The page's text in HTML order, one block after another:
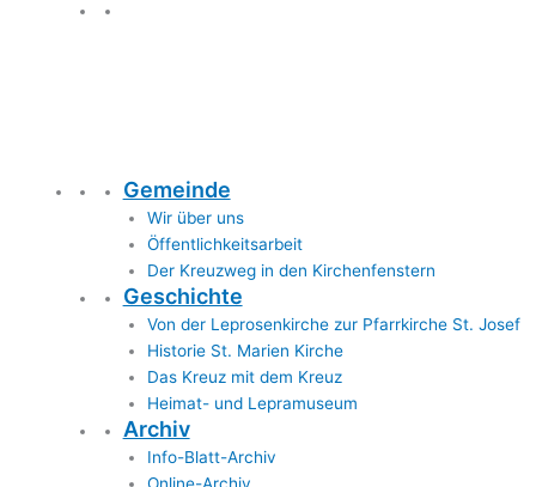
Gemeinde
Wir über uns
Öffentlichkeitsarbeit
Der Kreuzweg in den Kirchenfenstern
Geschichte
Von der Leprosenkirche zur Pfarrkirche St. Josef
Historie St. Marien Kirche
Das Kreuz mit dem Kreuz
Heimat- und Lepramuseum
Archiv
Info-Blatt-Archiv